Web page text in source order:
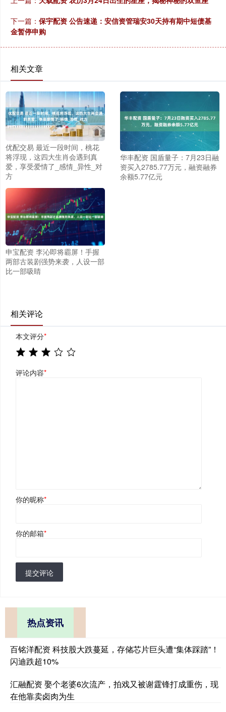
下一篇： 保宇配资 公告速递：安信资管瑞安30天持有期中短债基
金暂停申购
相关文章
优配交易 最近一段时间，桃花
将浮现，这四大生肖会遇到真
爱，享受爱情了_感情_异性_对
方
华丰配资 国盾量子：7月23日融
资买入2785.77万元，融资融券
余额5.77亿元
申宝配资 李沁即将霸屏！手握
两部古装剧强势来袭，人设一部
比一部吸睛
相关评论
本文评分*
评论内容*
你的昵称*
你的邮箱*
提交评论
热点资讯
百铭洋配资 科技股大跌蔓延，存储芯片巨头遭“集体踩踏”！
闪迪跌超10%
汇融配资 娶个老婆6次流产，拍戏又被谢霆锋打成重伤，现
在他靠卖卤肉为生